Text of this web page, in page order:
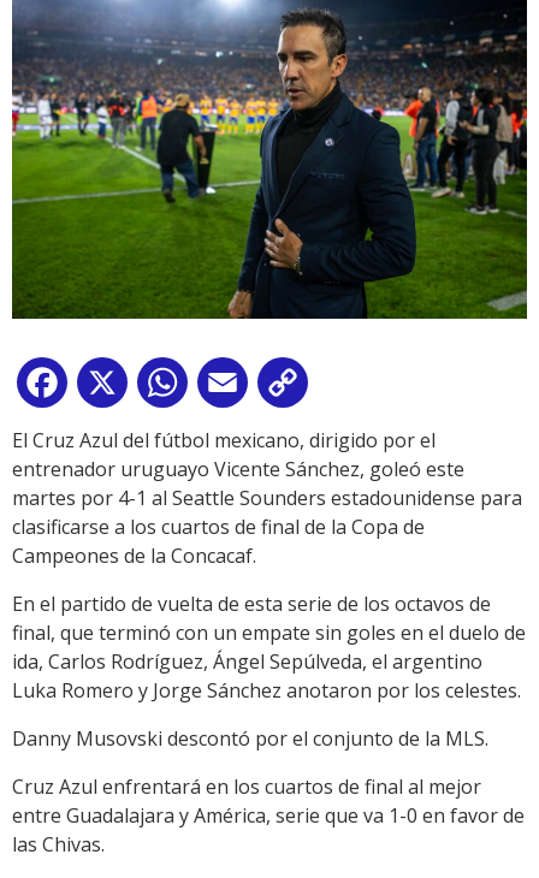
Facebook
X WhatsApp
Email
Link
El Cruz Azul del fútbol mexicano, dirigido por el
entrenador uruguayo Vicente Sánchez, goleó este
martes por 4-1 al Seattle Sounders estadounidense para
clasificarse a los cuartos de final de la Copa de
Campeones de la Concacaf.
En el partido de vuelta de esta serie de los octavos de
final, que terminó con un empate sin goles en el duelo de
ida, Carlos Rodríguez, Ángel Sepúlveda, el argentino
Luka Romero y Jorge Sánchez anotaron por los celestes.
Danny Musovski descontó por el conjunto de la MLS.
Cruz Azul enfrentará en los cuartos de final al mejor
entre Guadalajara y América, serie que va 1-0 en favor de
las Chivas.